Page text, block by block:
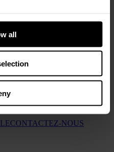
all
de ces espaces, Príncipe Real I,
souhaitez, c’est un endroit
réceptions plus intimes.
CONTACTEZ-NOUS